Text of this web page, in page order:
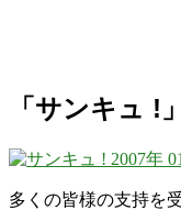
「サンキュ !
多くの皆様の支持を